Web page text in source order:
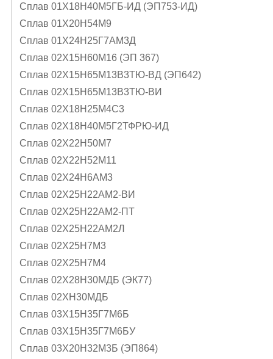
Сплав 01Х18Н40М5ГБ-ИД (ЭП753-ИД)
Сплав 01Х20Н54М9
Сплав 01Х24Н25Г7АМ3Д
Сплав 02Х15Н60М16 (ЭП 367)
Сплав 02Х15Н65М13В3ТЮ-ВД (ЭП642)
Сплав 02Х15Н65М13В3ТЮ-ВИ
Сплав 02Х18Н25М4С3
Сплав 02Х18Н40М5Г2ТФРЮ-ИД
Сплав 02Х22Н50М7
Сплав 02Х22Н52М11
Сплав 02Х24Н6AМ3
Сплав 02Х25Н22АМ2-ВИ
Сплав 02Х25Н22АМ2-ПТ
Сплав 02Х25Н22АМ2Л
Сплав 02Х25Н7М3
Сплав 02Х25Н7М4
Сплав 02Х28Н30МДБ (ЭК77)
Сплав 02ХН30МДБ
Сплав 03Х15Н35Г7М6Б
Сплав 03Х15Н35Г7М6БУ
Сплав 03Х20Н32М3Б (ЭП864)